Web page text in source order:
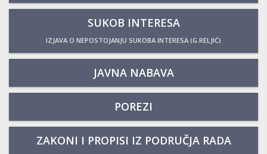
SUKOB INTERESA
IZJAVA O NEPOSTOJANJU SUKOBA INTERESA (G.RELJIĆ)
JAVNA NABAVA
POREZI
ZAKONI I PROPISI IZ PODRUČJA RADA